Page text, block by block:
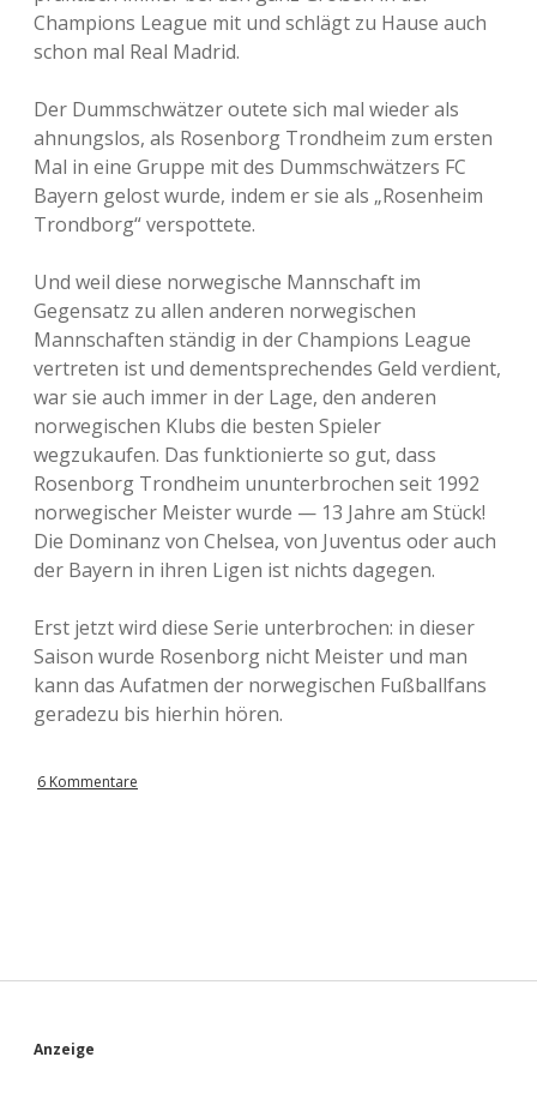
Champions League mit und schlägt zu Hause auch
schon mal Real Madrid.
Der Dummschwätzer outete sich mal wieder als
ahnungslos, als Rosenborg Trondheim zum ersten
Mal in eine Gruppe mit des Dummschwätzers FC
Bayern gelost wurde, indem er sie als „Rosenheim
Trondborg“ verspottete.
Und weil diese norwegische Mannschaft im
Gegensatz zu allen anderen norwegischen
Mannschaften ständig in der Champions League
vertreten ist und dementsprechendes Geld verdient,
war sie auch immer in der Lage, den anderen
norwegischen Klubs die besten Spieler
wegzukaufen. Das funktionierte so gut, dass
Rosenborg Trondheim ununterbrochen seit 1992
norwegischer Meister wurde — 13 Jahre am Stück!
Die Dominanz von Chelsea, von Juventus oder auch
der Bayern in ihren Ligen ist nichts dagegen.
Erst jetzt wird diese Serie unterbrochen: in dieser
Saison wurde Rosenborg nicht Meister und man
kann das Aufatmen der norwegischen Fußballfans
geradezu bis hierhin hören.
6 Kommentare
S
Anzeige